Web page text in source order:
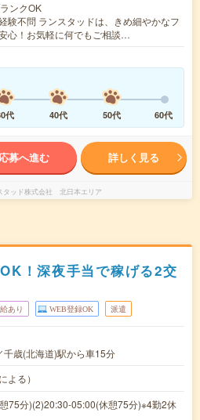
ンクOK
験不問 ランスタッドは、きめ細やかなフ
心！お気軽に何でもご相談…
代 40代 50代 60代
応募へ進む 詳しく見る
タッド株式会社 北日本エリア
！深夜手当で稼げる2交
あり WEB登録OK 派遣
千歳(北海道)駅から車15分
よる）
75分)(2)20:30-05:00(休憩75分)※4勤2休